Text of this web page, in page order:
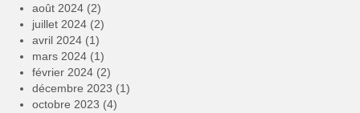
août 2024 (2)
juillet 2024 (2)
avril 2024 (1)
mars 2024 (1)
février 2024 (2)
décembre 2023 (1)
octobre 2023 (4)